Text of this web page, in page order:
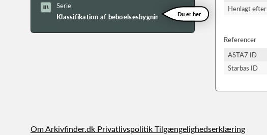
Serie
Klassifikation af beboelsesbygninger i København
Du er her
Henlagt efter
Referencer
ASTA7 ID
Starbas ID
Om Arkivfinder.dk Privatlivspolitik Tilgængelighedserklæring